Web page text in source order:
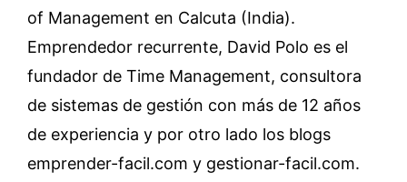
of Management en Calcuta (India).
Emprendedor recurrente, David Polo es el
fundador de Time Management, consultora
de sistemas de gestión con más de 12 años
de experiencia y por otro lado los blogs
emprender-facil.com y gestionar-facil.com.